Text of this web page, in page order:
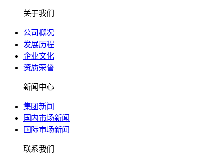
关于我们
公司概况
发展历程
企业文化
资质荣誉
新闻中心
集团新闻
国内市场新闻
国际市场新闻
联系我们